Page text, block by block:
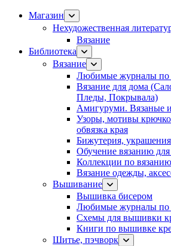
Магазин
Нехудожественная
Вязание
Библиотека
Вязание
Любимые журналы по
Вязание для дома
Пледы, Покрывала)
Амигуруми. Вязаные
Узоры, мотивы
обвязка края
Бижутерия, украшения
Обучение вязанию
Коллекции по вязанию
Вязание одежды,
Вышивание
Вышивка бисером
Любимые журналы
Схемы для вышивки
Книги по вышивке
Шитье, пэчворк